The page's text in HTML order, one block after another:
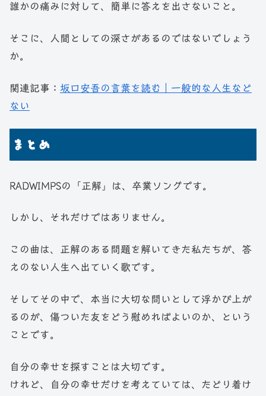
誰かの痛みに対して、簡単に答えを出さないこと。
そこに、人間としての深さがあるのではないでしょう
か。
関連記事： 坂口安吾の言葉を読む｜一般的な人生など
ない
まとめ
RADWIMPSの「正解」は、卒業ソングです。
しかし、それだけではありません。
この曲は、正解のある問題を解いてきた私たちが、答
えのない人生へ出ていく歌です。
そしてその中で、本当に大切な問いとして浮かび上が
るのが、傷ついた友をどう慰めればよいのか、という
ことです。
自分の幸せを探すことは大切です。
けれど、自分の幸せだけを考えていては、たどり着け